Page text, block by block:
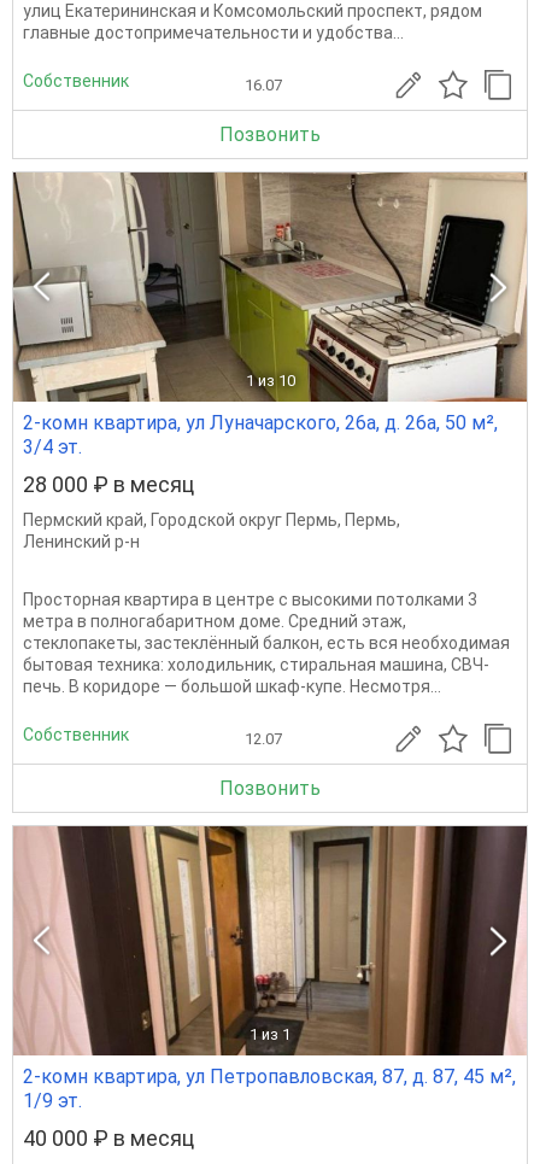
улиц Екатерининская и Комсoмoльский пpoспeкт, рядом
главные достопримeчaтельнocти и удобства...
Собственник 16.07
Позвонить
1 из 10
2-комн квартира, ул Луначарского, 26а, д. 26а, 50 м²,
3/4 эт.
28 000 ₽ в месяц
Пермский край, Городской округ Пермь, Пермь,
Ленинский р-н
Просторная квартира в центре с высокими потолками 3
метра в полногабаритном доме. Средний этаж,
стеклопакеты, застеклённый балкон, есть вся необходимая
бытовая техника: холодильник, стиральная машина, СВЧ-
печь. В коридоре — большой шкаф-купе. Несмотря...
Собственник 12.07
Позвонить
1 из 1
2-комн квартира, ул Петропавловская, 87, д. 87, 45 м²,
1/9 эт.
40 000 ₽ в месяц